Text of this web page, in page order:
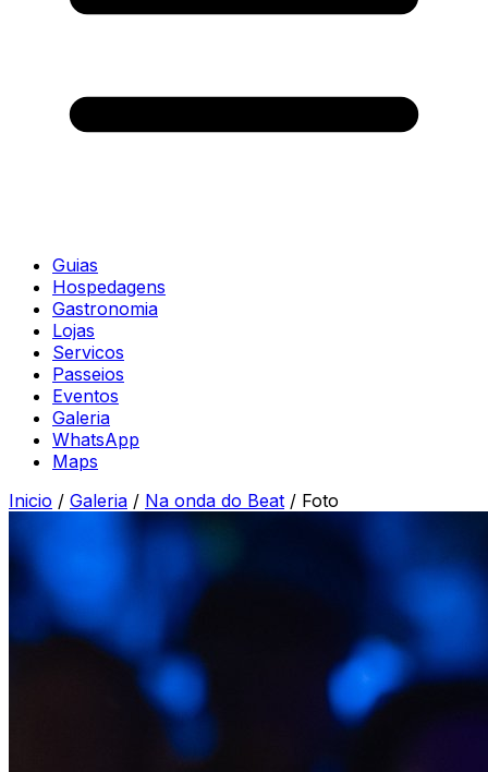
Guias
Hospedagens
Gastronomia
Lojas
Servicos
Passeios
Eventos
Galeria
WhatsApp
Maps
Inicio / Galeria / Na onda do Beat / Foto